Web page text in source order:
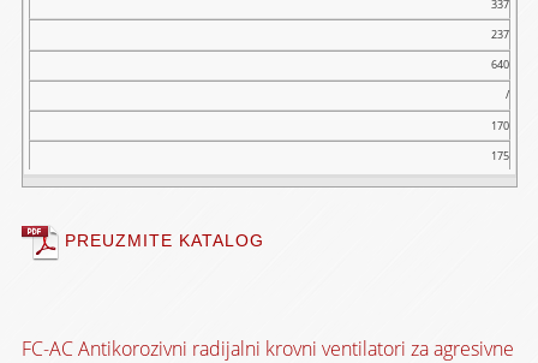
337
237
640
/
170
175
PREUZMITE KATALOG
FC-AC Antikorozivni radijalni krovni ventilatori za agresivne